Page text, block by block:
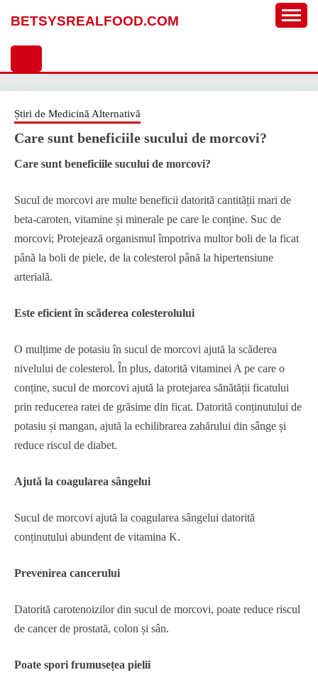
BETSYSREALFOOD.COM
Știri de Medicină Alternativă
Care sunt beneficiile sucului de morcovi?
Care sunt beneficiile sucului de morcovi?
Sucul de morcovi are multe beneficii datorită cantității mari de
beta-caroten, vitamine și minerale pe care le conține. Suc de
morcovi; Protejează organismul împotriva multor boli de la ficat
până la boli de piele, de la colesterol până la hipertensiune
arterială.
Este eficient în scăderea colesterolului
O mulțime de potasiu în sucul de morcovi ajută la scăderea
nivelului de colesterol. În plus, datorită vitaminei A pe care o
conține, sucul de morcovi ajută la protejarea sănătății ficatului
prin reducerea ratei de grăsime din ficat. Datorită conținutului de
potasiu și mangan, ajută la echilibrarea zahărului din sânge și
reduce riscul de diabet.
Ajută la coagularea sângelui
Sucul de morcovi ajută la coagularea sângelui datorită
conținutului abundent de vitamina K.
Prevenirea cancerului
Datorită carotenoizilor din sucul de morcovi, poate reduce riscul
de cancer de prostată, colon și sân.
Poate spori frumusețea pielii